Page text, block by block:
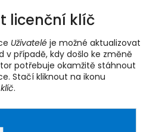
licenční klíč
Uživatelé je možné aktualizovat
v případě, kdy došlo ke změně
potřebuje okamžitě stáhnout
Stačí kliknout na ikonu
.